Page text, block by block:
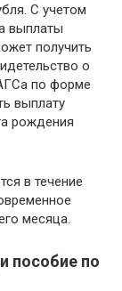
С учетом
выплаты
получить
о
по форме
выплату
рождения
в течение
месяца.
пособие по